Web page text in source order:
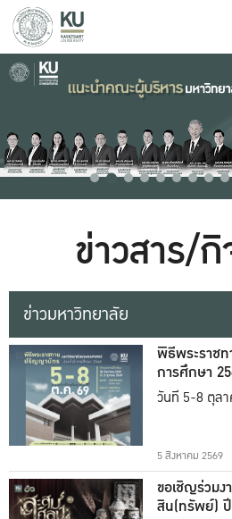
ข่าวสาร/
ข่าวมหาวิทยาลัย
พิธีพระราช
การศึกษา
วันที่ 5-8 ตุล
5 สิงหาคม 2569
ขอเชิญร่วมง
สิน(ทรัพย์)